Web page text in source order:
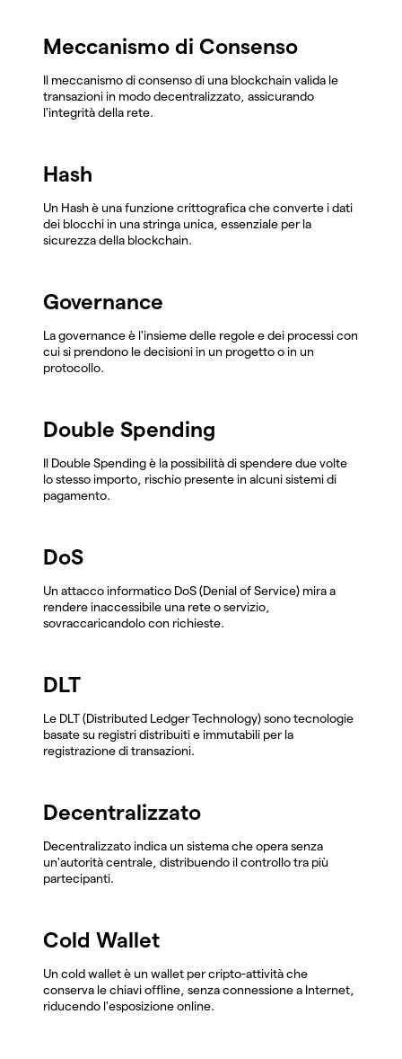
Meccanismo di Consenso
Il meccanismo di consenso di una blockchain valida le
transazioni in modo decentralizzato, assicurando
l'integrità della rete.
Hash
Un Hash è una funzione crittografica che converte i dati
dei blocchi in una stringa unica, essenziale per la
sicurezza della blockchain.
Governance
La governance è l'insieme delle regole e dei processi con
cui si prendono le decisioni in un progetto o in un
protocollo.
Double Spending
Il Double Spending è la possibilità di spendere due volte
lo stesso importo, rischio presente in alcuni sistemi di
pagamento.
DoS
Un attacco informatico DoS (Denial of Service) mira a
rendere inaccessibile una rete o servizio,
sovraccaricandolo con richieste.
DLT
Le DLT (Distributed Ledger Technology) sono tecnologie
basate su registri distribuiti e immutabili per la
registrazione di transazioni.
Decentralizzato
Decentralizzato indica un sistema che opera senza
un'autorità centrale, distribuendo il controllo tra più
partecipanti.
Cold Wallet
Un cold wallet è un wallet per cripto-attività che
conserva le chiavi offline, senza connessione a Internet,
riducendo l'esposizione online.